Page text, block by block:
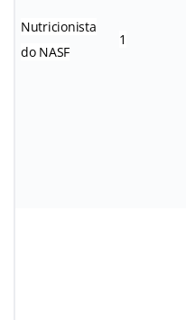
Nutricionista
do NASF
1